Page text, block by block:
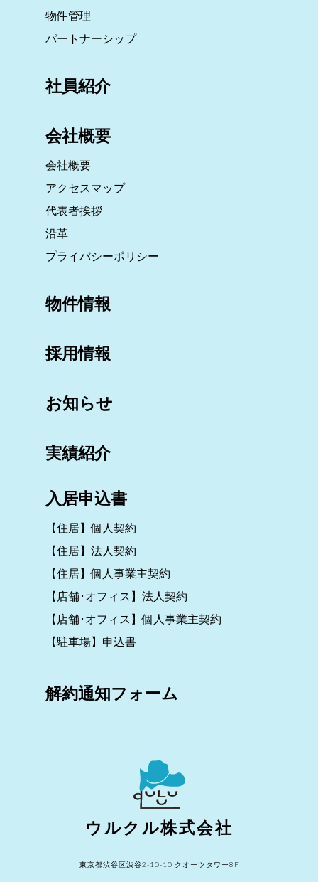
ウルクル株式会社
東京都渋谷区渋谷2-10-10 クオーツタワー8F
物件管理
パートナーシップ
社員紹介
会社概要
会社概要
アクセスマップ
代表者挨拶
沿革
プライバシーポリシー
物件情報
採用情報
お知らせ
実績紹介
入居申込書
【住居】個人契約
【住居】法人契約
【住居】個人事業主契約
【店舗･オフィス】法人契約
【店舗･オフィス】個人事業主契約
【駐車場】申込書
解約通知フォーム